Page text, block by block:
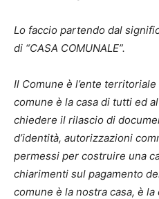
Lo faccio partendo dal
di “CASA COMUNALE”.
Il Comune è l’ente
comune è la casa di tutti ed
chiedere il rilascio di
d’identità, autorizzazioni
permessi per costruire una
chiarimenti sul pagamento
comune è la nostra casa, è